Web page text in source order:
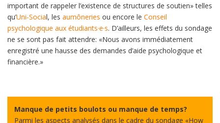
important de rappeler l’existence de structures de soutien» telles
qu’Uni-Social, les aumôneries ou encore le Conseil
psychologique aux étudiants·e·s. D’ailleurs, les effets du sondage
ne se sont pas fait attendre: «Nous avons immédiatement
enregistré une hausse des demandes d’aide psychologique et
financière.»
Manque de petits boulots ou manque de temps?
Parmi les aspects analysés dans le cadre du sondage «How